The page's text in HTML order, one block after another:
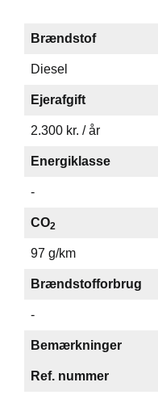
Brændstof
Diesel
Ejerafgift
2.300 kr. / år
Energiklasse
-
CO2
97 g/km
Brændstofforbrug
-
Bemærkninger
Ref. nummer